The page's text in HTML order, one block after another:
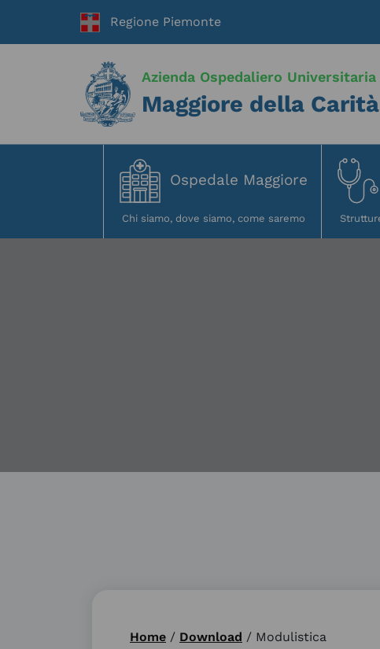
Azienda Ospedaliero Universitaria
Maggiore della Carità
Ospedale Maggiore
Home / Download / Modulistica